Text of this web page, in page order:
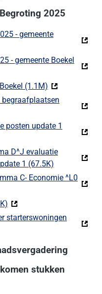
2025
- gemeente
naar een externe website)
- gemeente Boekel
(1.1M) (Deze link
begraafplaatsen
posten update 1
D^J evaluatie
1 (67.5K) (Deze link
C- Economie ^L0
(Deze link gaat naar een
(Deze link gaat naar een
starterswoningen
stukken